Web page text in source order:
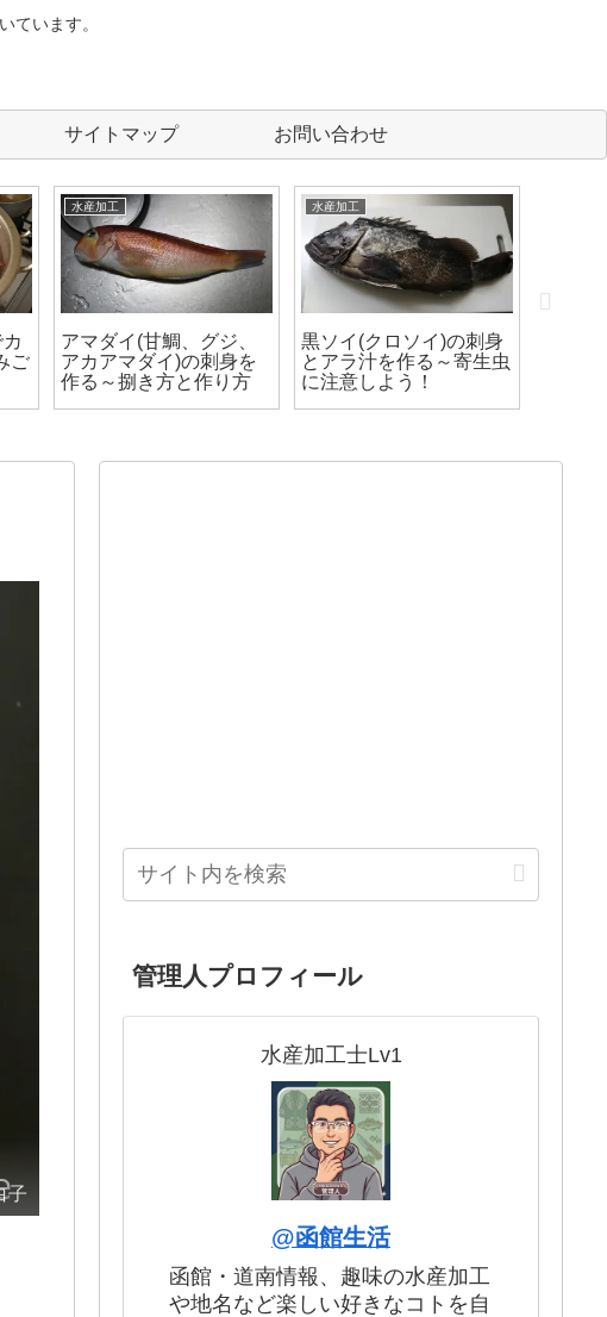
ています。
サイトマップ お問い合わせ
ご
水産加工
アマダイ(甘鯛、グジ、
アカアマダイ)の刺身を
作る～捌き方と作り方
水産加工
黒ソイ(クロソイ)の刺身
とアラ汁を作る～寄生虫
に注意しよう！
子
管理人プロフィール
水産加工士Lv1
@函館生活
函館・道南情報、趣味の水産加工
や地名など楽しい好きなコトを自